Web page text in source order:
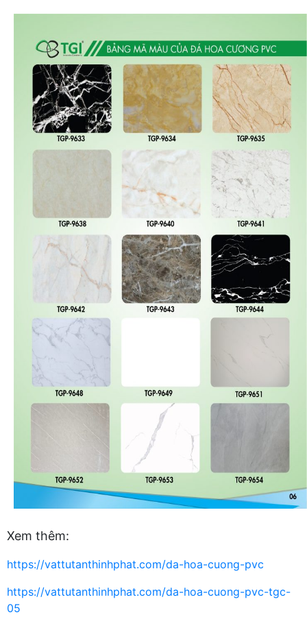
Xem thêm:
https://vattutanthinhphat.com/da-hoa-cuong-pvc
https://vattutanthinhphat.com/da-hoa-cuong-pvc-tgc-
05